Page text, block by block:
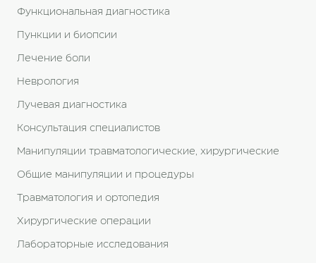
Функциональная диагностика
Пункции и биопсии
Лечение боли
Неврология
Лучевая диагностика
Консультация специалистов
Манипуляции травматологические, хирургические
Общие манипуляции и процедуры
Травматология и ортопедия
Хирургические операции
Лабораторные исследования